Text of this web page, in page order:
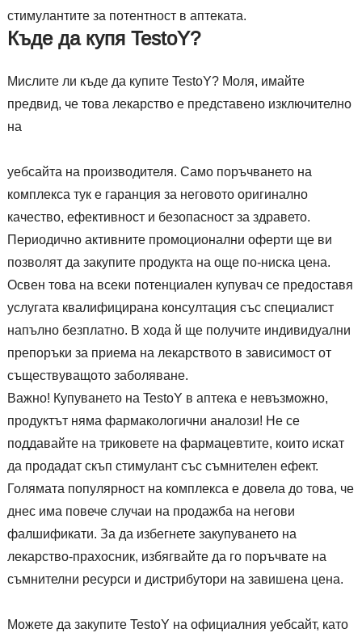
стимулантите за потентност в аптеката.
Къде да купя TestoY?
Мислите ли къде да купите TestoY? Моля, имайте
предвид, че това лекарство е представено изключително
на
уебсайта на производителя. Само поръчването на
комплекса тук е гаранция за неговото оригинално
качество, ефективност и безопасност за здравето.
Периодично активните промоционални оферти ще ви
позволят да закупите продукта на още по-ниска цена.
Освен това на всеки потенциален купувач се предоставя
услугата квалифицирана консултация със специалист
напълно безплатно. В хода й ще получите индивидуални
препоръки за приема на лекарството в зависимост от
съществуващото заболяване.
Важно! Купуването на TestoY в аптека е невъзможно,
продуктът няма фармакологични аналози! Не се
поддавайте на триковете на фармацевтите, които искат
да продадат скъп стимулант със съмнителен ефект.
Голямата популярност на комплекса е довела до това, че
днес има повече случаи на продажба на негови
фалшификати. За да избегнете закупуването на
лекарство-прахосник, избягвайте да го поръчвате на
съмнителни ресурси и дистрибутори на завишена цена.
Можете да закупите TestoY на официалния уебсайт, като